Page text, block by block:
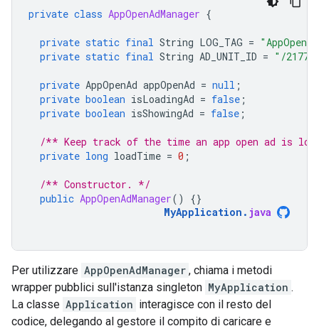
private class AppOpenAdManager {
private static final String LOG_TAG =
private static final String AD_UNIT_ID = "/
private AppOpenAd appOpenAd = null ;
private boolean isLoadingAd = false ;
private boolean isShowingAd = false ;
/** Keep track of the time an app open ad is
private long loadTime = 0 ;
/** Constructor. */
public AppOpenAdManager()
{}
MyApplication . java
Per utilizzare AppOpenAdManager , chiama i metodi
wrapper pubblici sull'istanza singleton MyApplication .
La classe Application interagisce con il resto del
codice, delegando al gestore il compito di caricare e